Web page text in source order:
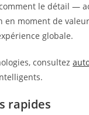
le détail —
moment de
globale.
consultez
rapides